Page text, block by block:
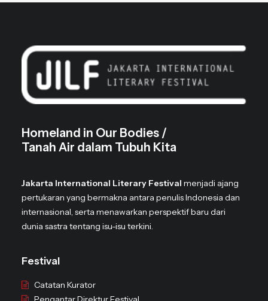
Homeland in Our Bodies /
Tanah Air dalam Tubuh Kita
Jakarta International Literary Festival menjadi ajang
pertukaran yang bermakna antara penulis Indonesia dan
internasional, serta menawarkan perspektif baru dari
dunia sastra tentang isu-isu terkini.
Festival
Catatan Kurator